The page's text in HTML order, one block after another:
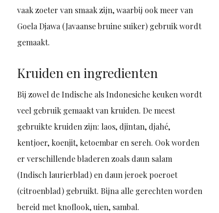
vaak zoeter van smaak zijn, waarbij ook meer van
Goela Djawa (Javaanse bruine suiker) gebruik wordt
gemaakt.
Kruiden en ingredienten
Bij zowel de Indische als Indonesiche keuken wordt
veel gebruik gemaakt van kruiden. De meest
gebruikte kruiden zijn: laos, djintan, djahé,
kentjoer, koenjit, ketoembar en sereh. Ook worden
er verschillende bladeren zoals daun salam
(Indisch laurierblad) en daun jeroek poeroet
(citroenblad) gebruikt. Bijna alle gerechten worden
bereid met knoflook, uien, sambal.